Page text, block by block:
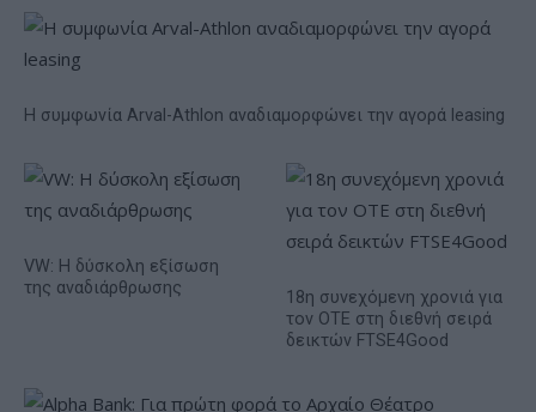
Η συμφωνία Arval-Athlon αναδιαμορφώνει την αγορά leasing
VW: Η δύσκολη εξίσωση
της αναδιάρθρωσης
18η συνεχόμενη χρονιά για
τον ΟΤΕ στη διεθνή σειρά
δεικτών FTSE4Good